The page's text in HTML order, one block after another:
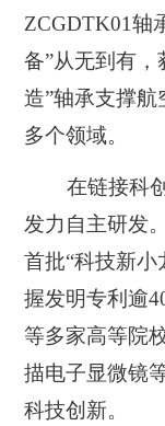
ZCGDTK01轴
备”从无到有
造”轴承支撑
多个领域。
在链接科
发力自主研发
首批“科技新
握发明专利逾
等多家高等院
描电子显微镜
科技创新。